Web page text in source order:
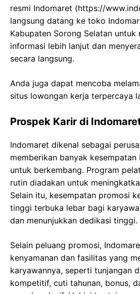
resmi Indomaret (https://
langsung datang ke toko
Kabupaten Sorong Selatan untuk
informasi lebih lanjut dan
secara langsung.
Anda juga dapat mencoba
situs lowongan kerja terpercaya
Prospek Karir di
Indomaret dikenal sebagai
memberikan banyak
untuk berkembang. Program
rutin diadakan untuk
Selain itu, kesempatan promosi
tinggi terbuka lebar bagi
dan menunjukkan dedikasi tinggi.
Selain peluang promosi,
kenyamanan dan fasilitas yang
karyawannya, seperti tunjangan
kompetitif, cuti tahunan, bonus,